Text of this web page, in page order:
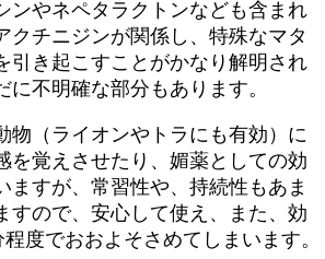
ンやネペタラクトンなども含まれ
クチニジンが関係し、特殊なマタ
引き起こすことがかなり解明され
に不明確な部分もあります。
物（ライオンやトラにも有効）に
を覚えさせたり、媚薬としての効
ますが、常習性や、持続性もあま
すので、安心して使え、また、効
度でおおよそさめてしまいます。